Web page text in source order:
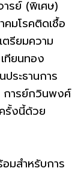
รย์ (พิเศษ)
มโรคติดเชื้อ
ตรียมความ
ทียนทอง
ระธานการ
การย์กวินพงศ์
รั้งนี้ด้วย
มสำหรับการ